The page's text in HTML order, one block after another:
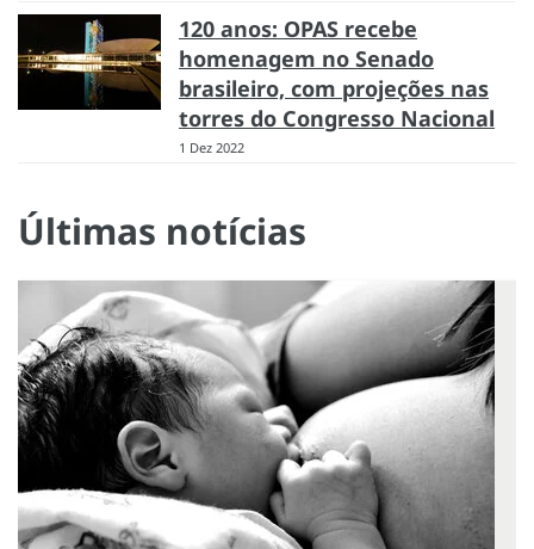
120 anos: OPAS recebe
homenagem no Senado
brasileiro, com projeções nas
torres do Congresso Nacional
1 Dez 2022
Últimas notícias